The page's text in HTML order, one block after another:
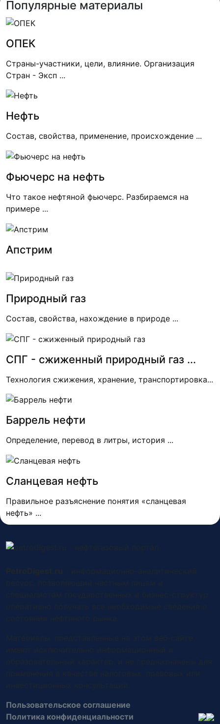
Популярные материалы
ОПЕК
Страны-участники, цели, влияние. Организация
Стран - Эксп ...
Нефть
Состав, свойства, применение, происхождение ...
Фьючерс на нефть
Что такое нефтяной фьючерс. Разбираемся на
примере ...
Апстрим
Природный газ
Состав, свойства, нахождение в природе ...
СПГ - сжиженный природный газ ...
Технология сжижения, хранение, транспортировка...
Баррель нефти
Определение, перевод в литры, история ...
Сланцевая нефть
Правильное разъяснение понятия «сланцевая
нефть» ...
Пользовательское соглашение
Политика конфиденциальности